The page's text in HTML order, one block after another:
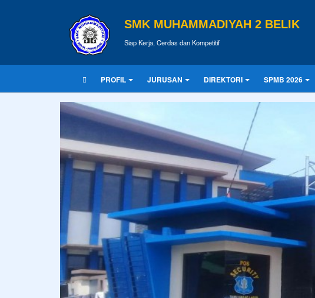
SMK MUHAMMADIYAH 2 BELIK
Siap Kerja, Cerdas dan Kompetitif
PROFIL JURUSAN DIREKTORI SPMB 2026